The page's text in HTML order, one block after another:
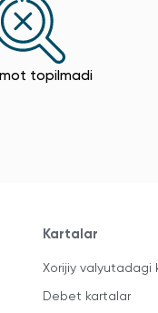
topilmadi
Kartalar
Xorijiy valyutadagi
Debet kartalar